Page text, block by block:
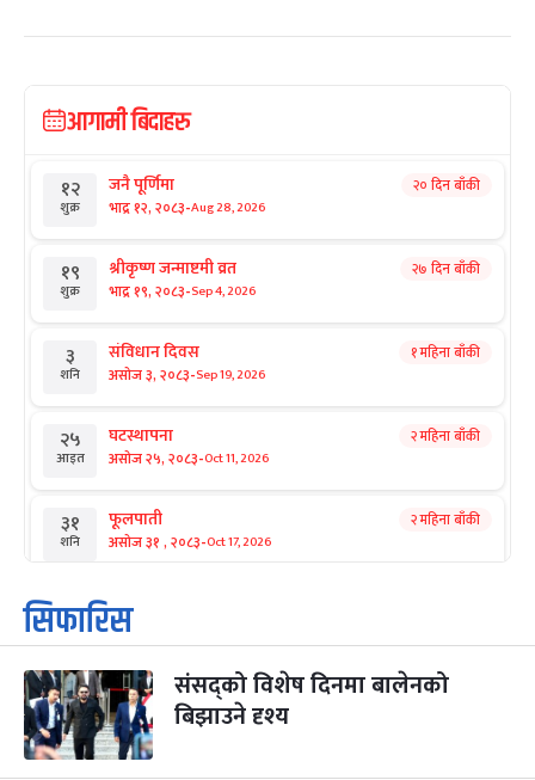
आगामी बिदाहरु
१२
शुक्र
जनै पूर्णिमा
भाद्र १२, २०८३-Aug 28, 2026
२० दिन बाँकी
१९
शुक्र
श्रीकृष्ण जन्माष्टमी व्रत
भाद्र १९, २०८३-Sep 4, 2026
२७ दिन बाँकी
३
शनि
संविधान दिवस
असोज ३, २०८३-Sep 19, 2026
१ महिना बाँकी
२५
आइत
घटस्थापना
असोज २५, २०८३-Oct 11, 2026
२ महिना बाँकी
३१
शनि
फूलपाती
असोज ३१ , २०८३-Oct 17, 2026
२ महिना बाँकी
१
आइत
कार्तिक सङ्क्रान्ति
कार्तिक १, २०८३
३
मंगल
महानवमी
कार्तिक ३, २०८३-Oct 20, 2026
२ महिना बाँकी
सिफारिस
संसद्को विशेष दिनमा बालेनको
बिझाउने दृश्य